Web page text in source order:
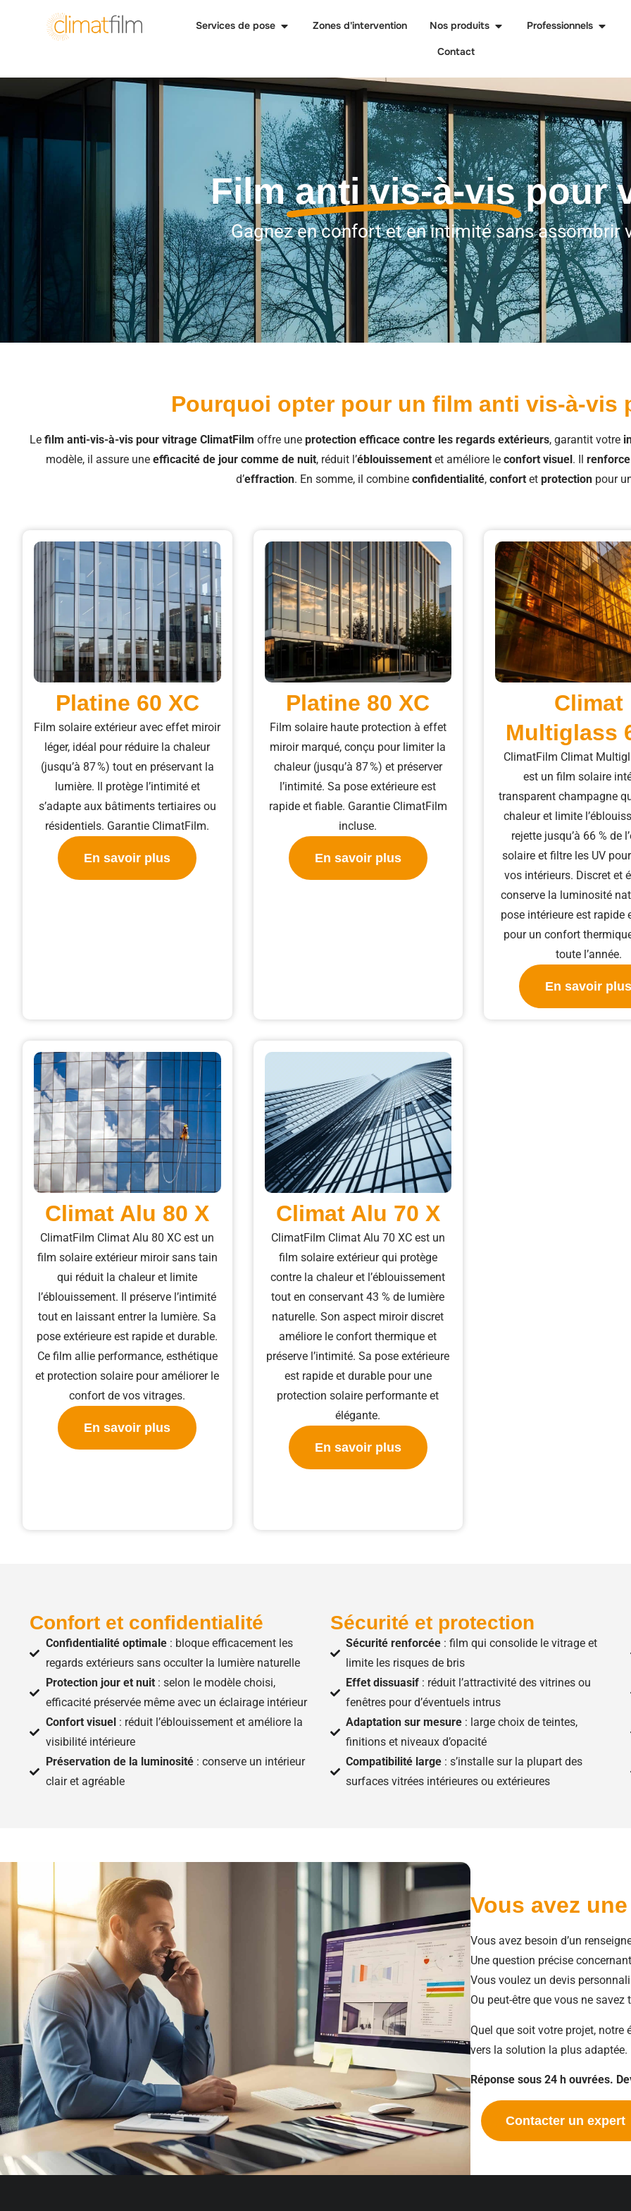
Services de pose Zones d'intervention Nos produits Professionnels
Contact
Film anti vis-à-vis pour
Gagnez en confort et en intimité sans assombrir
Pourquoi opter pour un film anti vis-à-vis
Le film anti-vis-à-vis pour vitrage ClimatFilm offre une protection efficace contre les regards extérieurs, garantit votre
modèle, il assure une efficacité de jour comme de nuit, réduit l’éblouissementet améliore le confort visuel . Il
d’effraction. En somme, il combine confidentialité, confortet protectionpour
Platine 60 XC
Film solaire extérieur avec effet miroir
léger, idéal pour réduire la chaleur
(jusqu’à 87 %) tout en préservant la
lumière. Il protège l’intimité et
s’adapte aux bâtiments tertiaires ou
résidentiels. Garantie ClimatFilm.
En savoir plus
Platine 80 XC
Film solaire haute protection à effet
miroir marqué, conçu pour limiter la
chaleur (jusqu’à 87 %) et préserver
l’intimité. Sa pose extérieure est
rapide et fiable. Garantie ClimatFilm
incluse.
En savoir plus
Climat
Multiglass
ClimatFilm Climat
est un film solaire
transparent champagne
chaleur et limite
rejette jusqu’à 66 % de
solaire et filtre les UV
vos intérieurs. Discret et
conserve la luminosité
pose intérieure est rapide
pour un confort
toute l’année.
En savoir
Climat Alu 80 X​
ClimatFilm Climat Alu 80 XC est un
film solaire extérieur miroir sans tain
qui réduit la chaleur et limite
l’éblouissement. Il préserve l’intimité
tout en laissant entrer la lumière. Sa
pose extérieure est rapide et durable.
Ce film allie performance, esthétique
et protection solaire pour améliorer le
confort de vos vitrages.
En savoir plus
Climat Alu 70 X
ClimatFilm Climat Alu 70 XC est un
film solaire extérieur qui protège
contre la chaleur et l’éblouissement
tout en conservant 43 % de lumière
naturelle. Son aspect miroir discret
améliore le confort thermique et
préserve l’intimité. Sa pose extérieure
est rapide et durable pour une
protection solaire performante et
élégante.
En savoir plus
Confort et confidentialité
Confidentialité optimale: bloque efficacement les
regards extérieurs sans occulter la lumière naturelle
Protection jour et nuit: selon le modèle choisi,
efficacité préservée même avec un éclairage intérieur
Confort visuel : réduit l’éblouissement et améliore la
visibilité intérieure
Préservation de la luminosité: conserve un intérieur
clair et agréable
Sécurité et protection
Sécurité renforcée : film qui consolide le vitrage et
limite les risques de bris
Effet dissuasif : réduit l’attractivité des vitrines ou
fenêtres pour d’éventuels intrus
Adaptation sur mesure : large choix de teintes,
finitions et niveaux d’opacité
Compatibilité large : s’installe sur la plupart des
surfaces vitrées intérieures ou extérieures
Vous avez
Vous avez besoin d’un
Une question précise
Vous voulez un devis
Ou peut-être que vous ne
Quel que soit votre projet, notre
vers la solution la plus adaptée.
Réponse sous 24 h ouvrées.
Contacter un expert